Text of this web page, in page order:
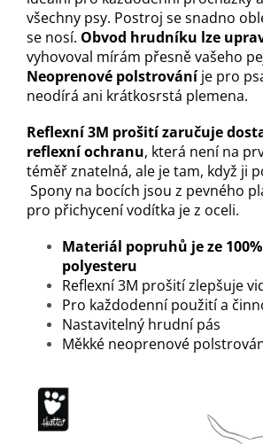
všechny psy. Postroj se snadno
se nosí. Obvod hrudníku lze
vyhovoval mírám přesně vašeho
Neoprenové polstrováníje pro
neodírá ani krátkosrstá plemena.
Reflexní 3M prošití zaručuje
reflexní ochranu, která není na
téměř znatelná, ale je tam, když ji
Spony na bocích jsou z pevného
pro přichycení vodítka je z oceli.
Materiál popruhů je ze
polyesteru
Reflexní 3M prošití zlepšuje
Pro každodenní použití a
Nastavitelný hrudní pás
Měkké neoprenové